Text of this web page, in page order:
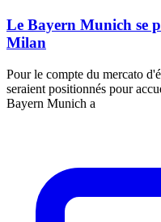
Le Bayern Munich se
Milan
Pour le compte du mercato
seraient positionnés pour
Bayern Munich a